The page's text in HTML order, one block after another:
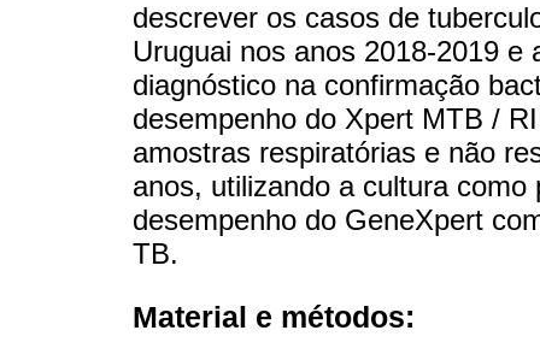
descrever os casos de
Uruguai nos anos 2018-2019
diagnóstico na confirmação
desempenho do Xpert MTB /
amostras respiratórias e não
anos, utilizando a cultura
desempenho do GeneXpert
TB.
Material e métodos: